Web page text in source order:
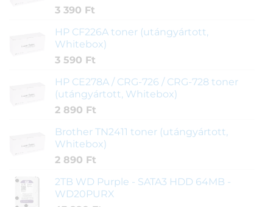
3 390 Ft
HP CF226A toner (utángyártott,
Whitebox)
3 590 Ft
HP CE278A / CRG-726 / CRG-728 toner
(utángyártott, Whitebox)
2 890 Ft
Brother TN2411 toner (utángyártott,
Whitebox)
2 890 Ft
2TB WD Purple - SATA3 HDD 64MB -
WD20PURX